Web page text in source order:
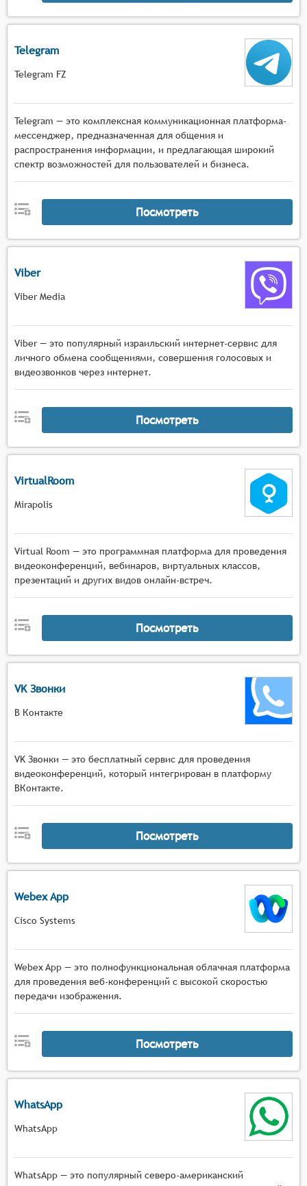
Telegram
Telegram FZ
Telegram — это комплексная коммуникационная платформа-
мессенджер, предназначенная для общения и
распространения информации, и предлагающая широкий
спектр возможностей для пользователей и бизнеса.
Посмотреть
Viber
Viber Media
Viber — это популярный израильский интернет-сервис для
личного обмена сообщениями, совершения голосовых и
видеозвонков через интернет.
Посмотреть
VirtualRoom
Mirapolis
Virtual Room — это программная платформа для проведения
видеоконференций, вебинаров, виртуальных классов,
презентаций и других видов онлайн-встреч.
Посмотреть
VK Звонки
В Контакте
VK Звонки — это бесплатный сервис для проведения
видеоконференций, который интегрирован в платформу
ВКонтакте.
Посмотреть
Webex App
Cisco Systems
Webex App — это полнофункциональная облачная платформа
для проведения веб-конференций с высокой скоростью
передачи изображения.
Посмотреть
WhatsApp
WhatsApp
WhatsApp — это популярный северо-американский